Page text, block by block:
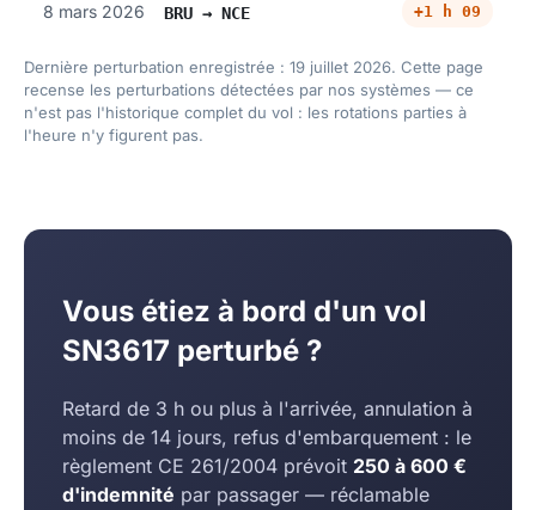
8 mars 2026 BRU → NCE +1 h 09
Dernière perturbation enregistrée : 19 juillet 2026. Cette page
recense les perturbations détectées par nos systèmes — ce
n'est pas l'historique complet du vol : les rotations parties à
l'heure n'y figurent pas.
Vous étiez à bord d'un vol
SN3617 perturbé ?
Retard de 3 h ou plus à l'arrivée, annulation à
moins de 14 jours, refus d'embarquement : le
règlement CE 261/2004 prévoit 250 à 600 €
d'indemnité par passager — réclamable